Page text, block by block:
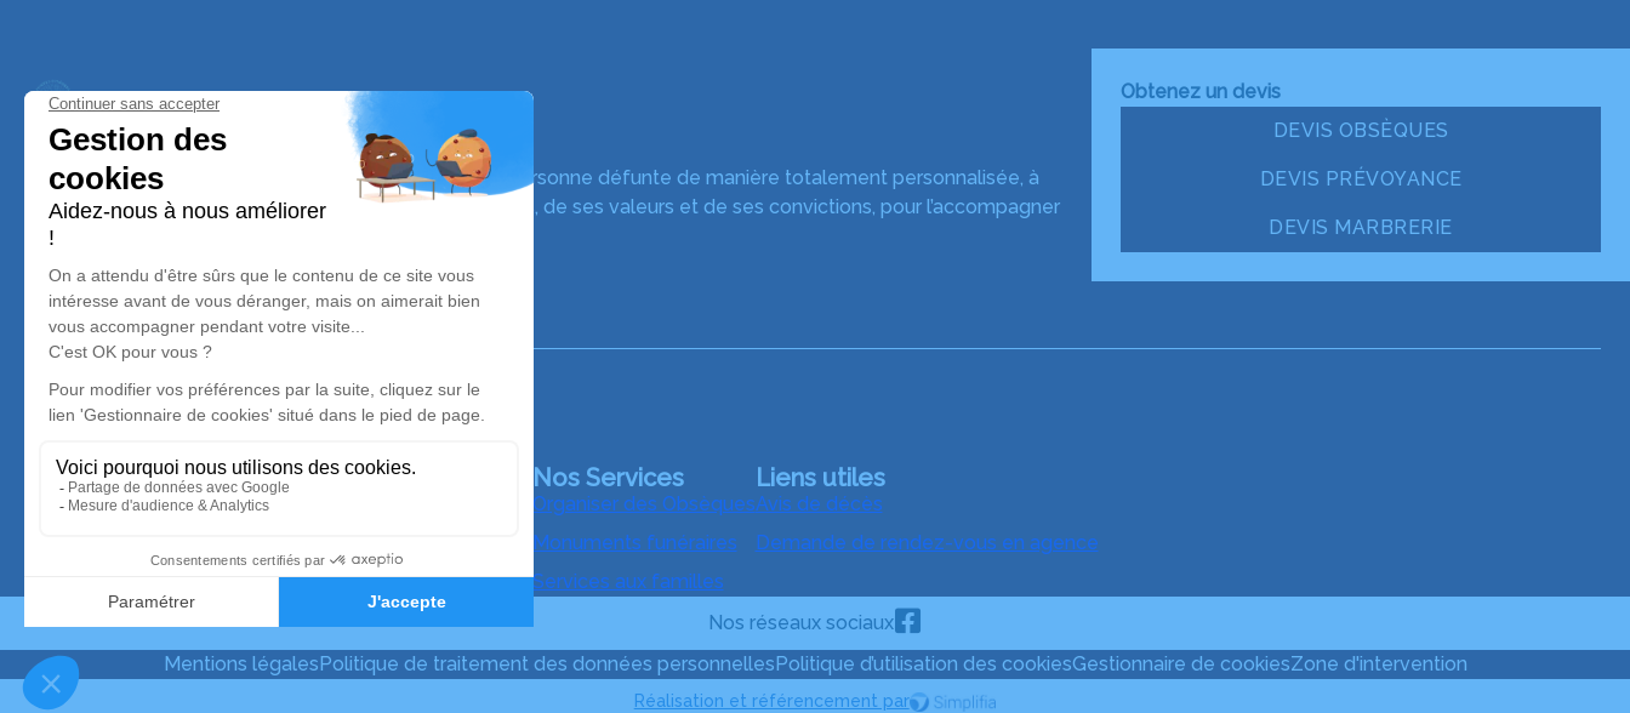
Trans'Ambulances
Nos équipes vous aident à honorer la mémoire de la personne défunte de manière totalement personnalisée, à
perpétuer son souvenir dans le respect de ses volontés, de ses valeurs et de ses convictions, pour l’accompagner
avec dignité dans son dernier voyage.
Obtenez un devis
DEVIS OBSÈQUES
DEVIS PRÉVOYANCE
DEVIS MARBRERIE
Notre agence
Trans'Ambulances
05 36 37 86 12
trans-ambulances@orange.fr
16 boulevard Emile Borel - 12400 - Saint-Affrique
Nos Services
Organiser des Obsèques
Monuments funéraires
Services aux familles
Liens utiles
Avis de décès
Demande de rendez-vous en agence
Nos réseaux sociaux
Mentions légalesPolitique de traitement des données personnellesPolitique d’utilisation des cookiesGestionnaire de cookiesZone d'intervention
Réalisation et référencement par